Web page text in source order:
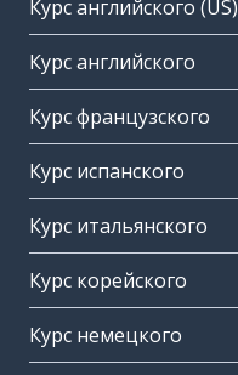
Курс английского (US)
Курс английского
Курс французского
Курс испанского
Курс итальянского
Курс корейского
Курс немецкого